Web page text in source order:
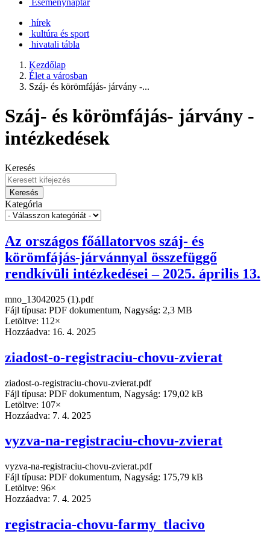
Eseménynaptár
hírek
kultúra és sport
hivatali tábla
Kezdőlap
Élet a városban
Száj- és körömfájás- járvány -...
Száj- és körömfájás- járvány -
intézkedések
Keresés
Keresés
Kategória
Az országos főállatorvos száj- és
körömfájás-járvánnyal összefüggő
rendkívüli intézkedései – 2025. április 13.
mno_13042025 (1).pdf
Fájl típusa: PDF dokumentum, Nagyság: 2,3 MB
Letöltve: 112×
Hozzáadva: 16. 4. 2025
ziadost-o-registraciu-chovu-zvierat
ziadost-o-registraciu-chovu-zvierat.pdf
Fájl típusa: PDF dokumentum, Nagyság: 179,02 kB
Letöltve: 107×
Hozzáadva: 7. 4. 2025
vyzva-na-registraciu-chovu-zvierat
vyzva-na-registraciu-chovu-zvierat.pdf
Fájl típusa: PDF dokumentum, Nagyság: 175,79 kB
Letöltve: 96×
Hozzáadva: 7. 4. 2025
registracia-chovu-farmy_tlacivo